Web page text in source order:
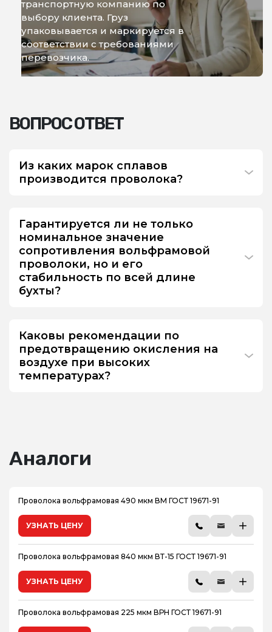
транспортную компанию по
выбору клиента. Груз
упаковывается и маркируется в
соответствии с требованиями
перевозчика.
ВОПРОС ОТВЕТ
Из каких марок сплавов
производится проволока?
Гарантируется ли не только
номинальное значение
сопротивления вольфрамовой
проволоки, но и его
стабильность по всей длине
бухты?
Каковы рекомендации по
предотвращению окисления на
воздухе при высоких
температурах?
Аналоги
Проволока вольфрамовая 490 мкм ВМ ГОСТ 19671-91
УЗНАТЬ ЦЕНУ
Проволока вольфрамовая 840 мкм ВТ-15 ГОСТ 19671-91
УЗНАТЬ ЦЕНУ
Проволока вольфрамовая 225 мкм ВРН ГОСТ 19671-91